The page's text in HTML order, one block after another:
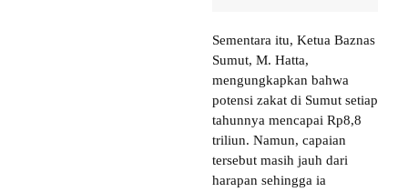
Sementara itu, Ketua Baznas
Sumut, M. Hatta,
mengungkapkan bahwa
potensi zakat di Sumut setiap
tahunnya mencapai Rp8,8
triliun. Namun, capaian
tersebut masih jauh dari
harapan sehingga ia